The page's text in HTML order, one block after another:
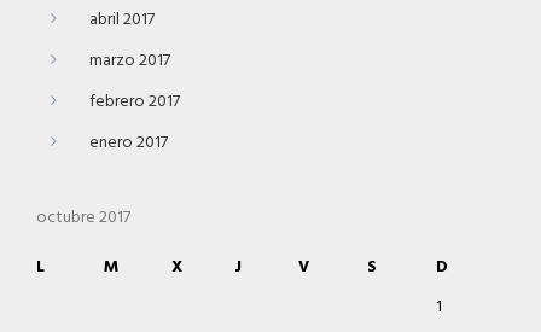
abril 2017
marzo 2017
febrero 2017
enero 2017
octubre 2017
L
M X J V S
D
1